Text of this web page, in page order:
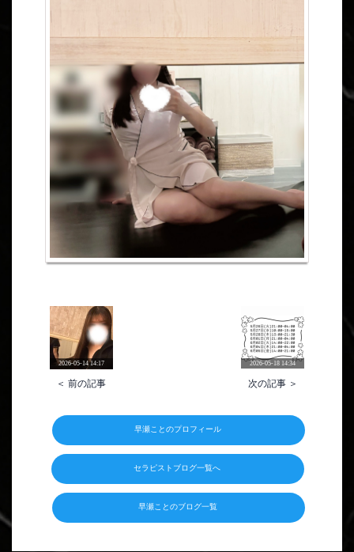
2026-05-14 14:17
＜ 前の記事
2026-05-18 14:34
次の記事 ＞
早瀬ことのプロフィール
セラピストブログ一覧へ
早瀬ことのブログ一覧